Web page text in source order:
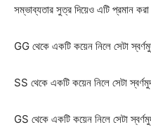
সম্ভাব্যতার সুত্র দিয়েও এটি প্রমান
GG থেকে একটি কয়েন নিলে সেটা
SS থেকে একটি কয়েন নিলে সেটা
GS থেকে একটি কয়েন নিলে সেটা